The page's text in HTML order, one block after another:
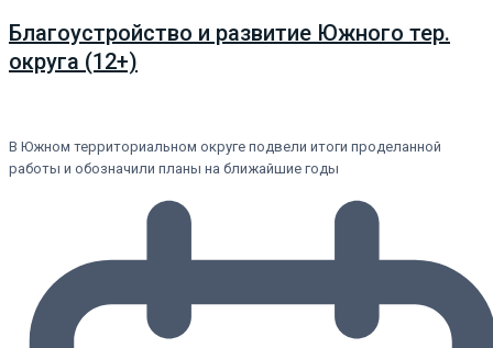
Благоустройство и развитие Южного тер.
округа (12+)
В Южном территориальном округе подвели итоги проделанной
работы и обозначили планы на ближайшие годы